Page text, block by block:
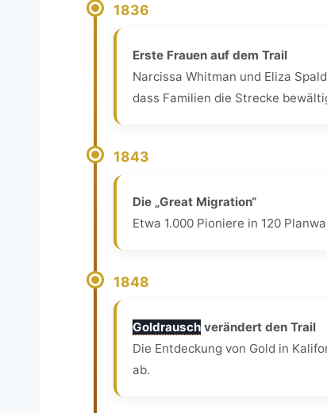
1836
Erste Frauen auf dem Trail
Narcissa Whitman und Eliza
dass Familien die Strecke
1843
Die „Great Migration“
Etwa 1.000 Pioniere in 120
1848
Goldrausch verändert den Trail
Die Entdeckung von Gold in
ab.